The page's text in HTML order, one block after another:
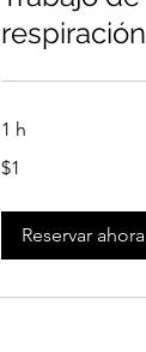
respiración
1 h
dólar
$1
Reservar ahora